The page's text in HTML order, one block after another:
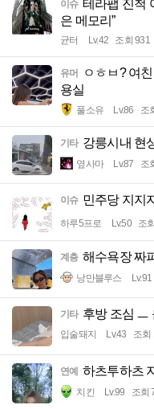
이슈 테라팹 진척
은 메모리”
균터 Lv.42 조회 931
유머
ㅇㅎㅂ? 여
용실
풀소유 Lv.86 조
기타 강릉시내 현
옆사마 Lv.87 조
이슈 민주당 지지
하루5프로 Lv.50 조
계층 해수욕장 짜
낭만블루스 Lv.91
기타 후방 조심 ㅡ
입술돼지 Lv.43 조회
연예 하츠투하츠
치킨 Lv.99 조회